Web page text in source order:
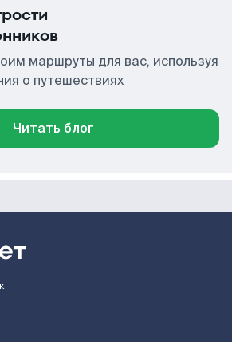
маршруты для вас, используя
о путешествиях
Читать блог